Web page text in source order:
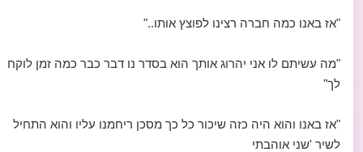
"אז באנו כמה חברה רצינו לפוצץ אותו.."
"מה עשיתם לו אני יהרוג אותך הוא בסדר נו דבר כבר כמה זמן לוקח
לך"
"אז באנו והוא היה כזה שיכור כל כך מסכן ריחמנו עליו והוא התחיל
לשיר 'שני אוהבתי